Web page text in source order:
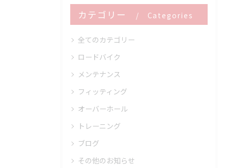
カテゴリー Categories
全てのカテゴリー
ロードバイク
メンテナンス
フィッティング
オーバーホール
トレーニング
ブログ
その他のお知らせ